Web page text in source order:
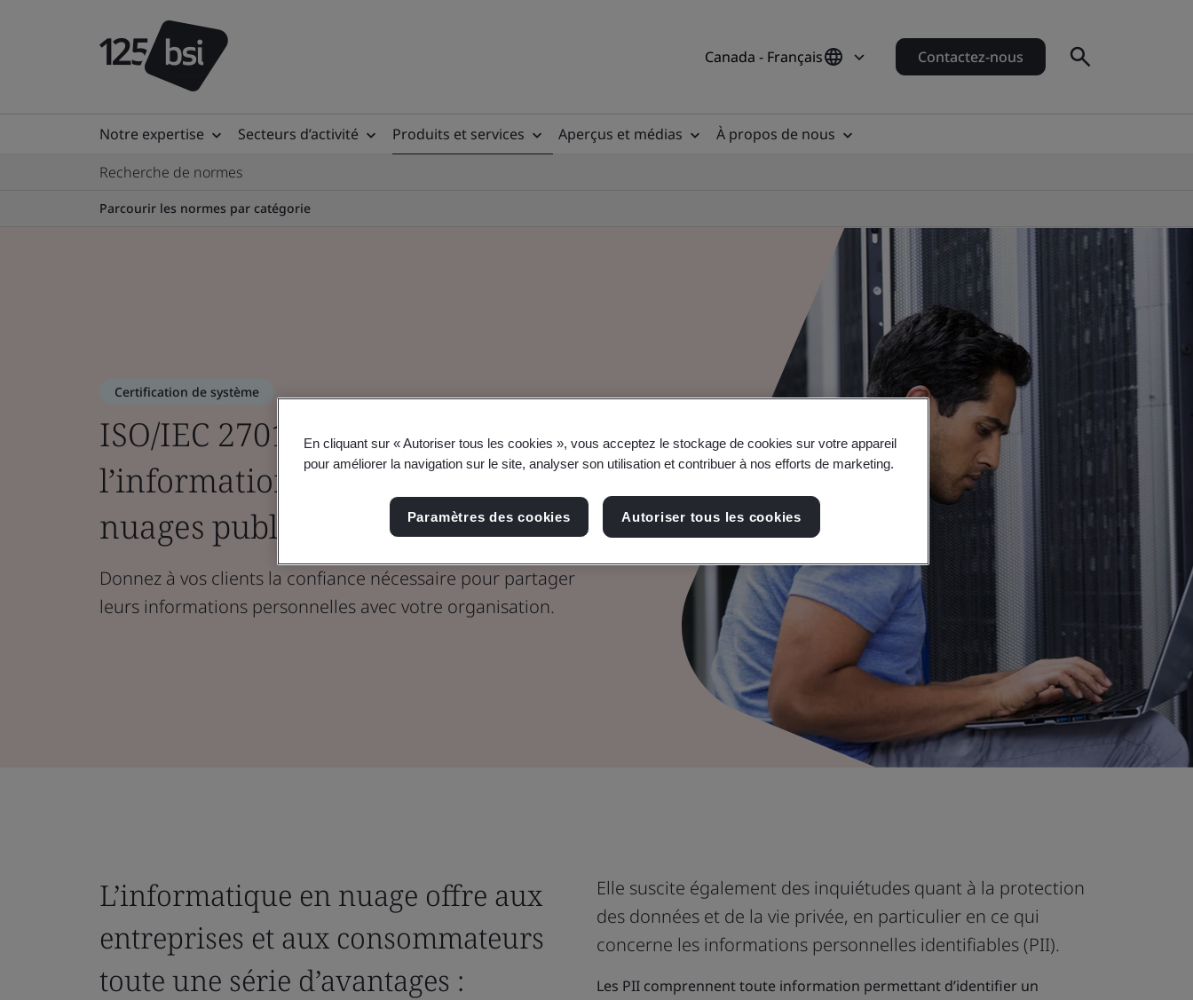
Canada - Français Contactez-nous
Notre expertise Secteurs d’activité Produits et services Aperçus et médias
À propos de nous
Recherche de normes
Parcourir les normes par catégorie
Certification de système
ISO/IEC 27018 - Technologies de
l’information - PII dans les
nuages publics
Donnez à vos clients la confiance nécessaire pour partager
leurs informations personnelles avec votre organisation.
L’informatique en nuage offre aux
entreprises et aux consommateurs
toute une série d’avantages :
Elle suscite également des inquiétudes quant à la protection
des données et de la vie privée, en particulier en ce qui
concerne les informations personnelles identifiables (PII).
Les PII comprennent toute information permettant d’identifier un
En cliquant sur « Autoriser tous les cookies », vous acceptez le stockage de cookies sur votre appareil
pour améliorer la navigation sur le site, analyser son utilisation et contribuer à nos efforts de marketing.
Paramètres des cookies Autoriser tous les cookies